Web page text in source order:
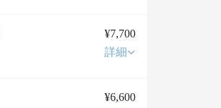
¥7,700
詳細
¥6,600